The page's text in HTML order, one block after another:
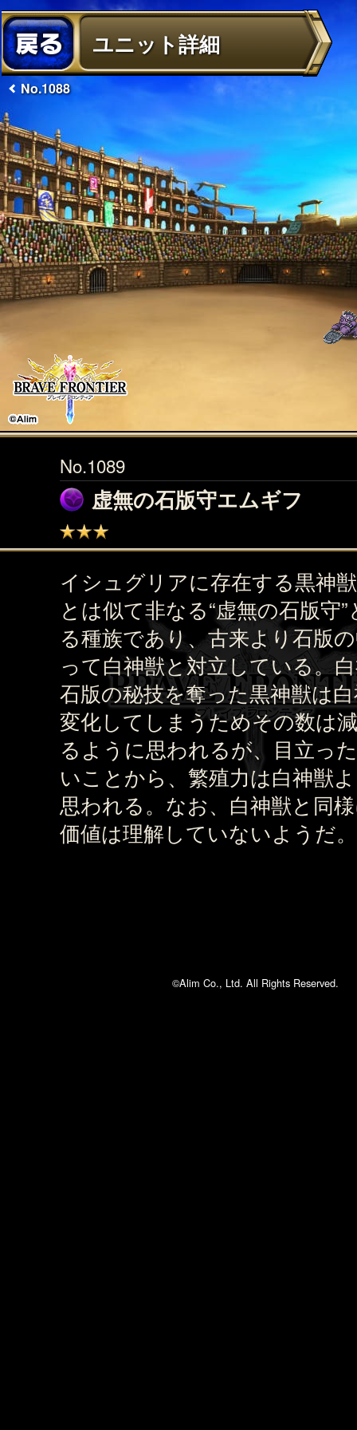
ユニット詳細
No.1088
No.1089
虚無の石版守エムギフ
イシュグリアに存在する黒神
とは似て非なる“虚無の石版守
る種族であり、古来より石版
って白神獣と対立している。
石版の秘技を奪った黒神獣は
変化してしまうためその数は
るように思われるが、目立っ
いことから、繁殖力は白神獣
思われる。なお、白神獣と同
価値は理解していないようだ。
©Alim Co., Ltd. All Rights Reserved.